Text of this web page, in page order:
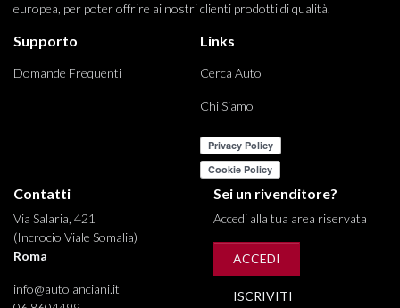
europea, per poter offrire ai nostri clienti prodotti di qualità.
Supporto
Domande Frequenti
Links
Cerca Auto
Chi Siamo
Contatti
Via Salaria, 421
(Incrocio Viale Somalia)
Roma
info@autolanciani.it
Sei un rivenditore?
Accedi alla tua area riservata
ACCEDI
ISCRIVITI